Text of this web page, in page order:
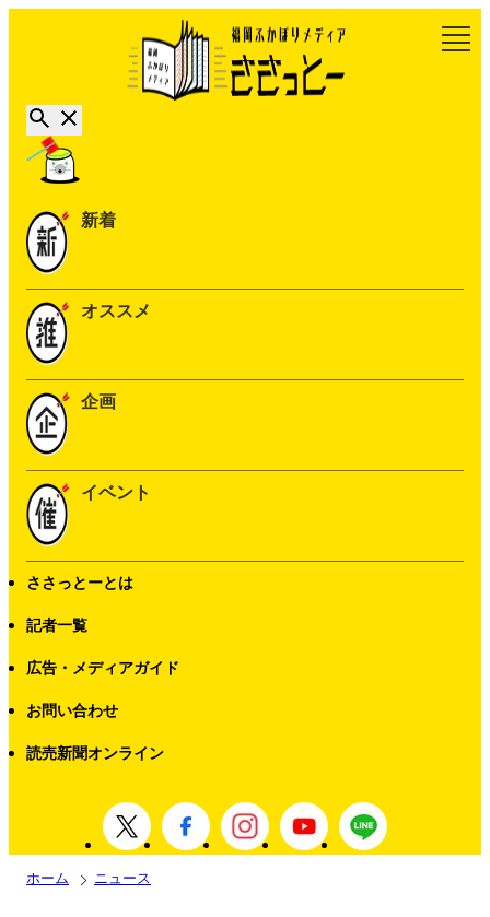
新着
オススメ
企画
イベント
ささっとーとは
記者一覧
広告・メディアガイド
お問い合わせ
読売新聞オンライン
ホーム ニュース